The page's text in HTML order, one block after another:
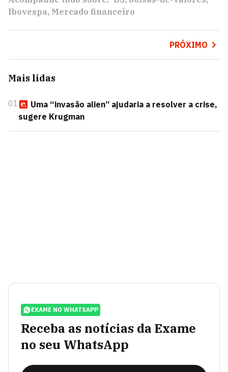
Ibovespa Mercado financeiro
PRÓXIMO
Mais lidas
01
Uma “invasão alien” ajudaria a resolver a crise,
sugere Krugman
EXAME NO WHATSAPP
Receba as notícias da Exame
no seu WhatsApp